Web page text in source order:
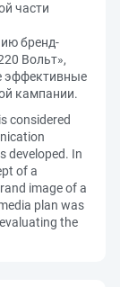
части
бренд-
Вольт»,
эффективные
кампании.
considered
developed. In
of a
image of a
plan was
the